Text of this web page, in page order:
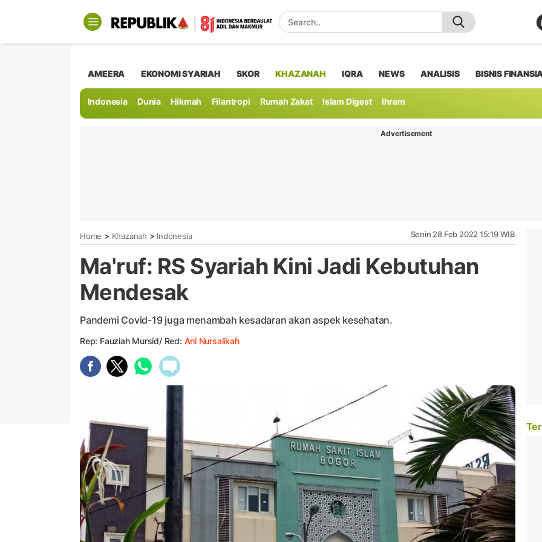
AMEERA EKONOMI SYARIAH SKOR KHAZANAH IQRA NEWS ANALISIS BISNIS
Indonesia Dunia Hikmah Filantropi Rumah Zakat Islam Digest Ihram
Advertisement
Home > Khazanah > Indonesia Senin 28 Feb 2022 15:19 WIB
Ma'ruf: RS Syariah Kini Jadi Kebutuhan
Mendesak
Pandemi Covid-19 juga menambah kesadaran akan aspek kesehatan.
Rep: Fauziah Mursid/ Red: Ani Nursalikah